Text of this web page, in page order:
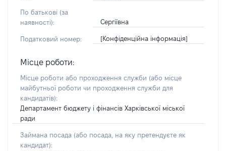
По батькові (за
наявності):
Сергіївна
Податковий номер: [Конфіденційна інформація]
Місце роботи:
Місце роботи або проходження служби (або місце
майбутньої роботи чи проходження служби для
кандидатів):
Департамент бюджету і фінансів Харківської міської
ради
Займана посада (або посада, на яку претендуєте як
кандидат):